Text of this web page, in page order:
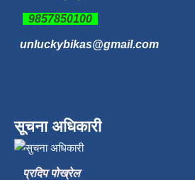
9857850100
unluckybikas@gmail.com
सूचना अधिकारी
प्रदिप पोख्रेल